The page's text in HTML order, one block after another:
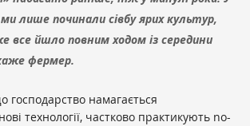
лише починали сівбу ярих культур,
все йшло повним ходом із середини
фермер.
господарство намагається
технології, частково практикують no-